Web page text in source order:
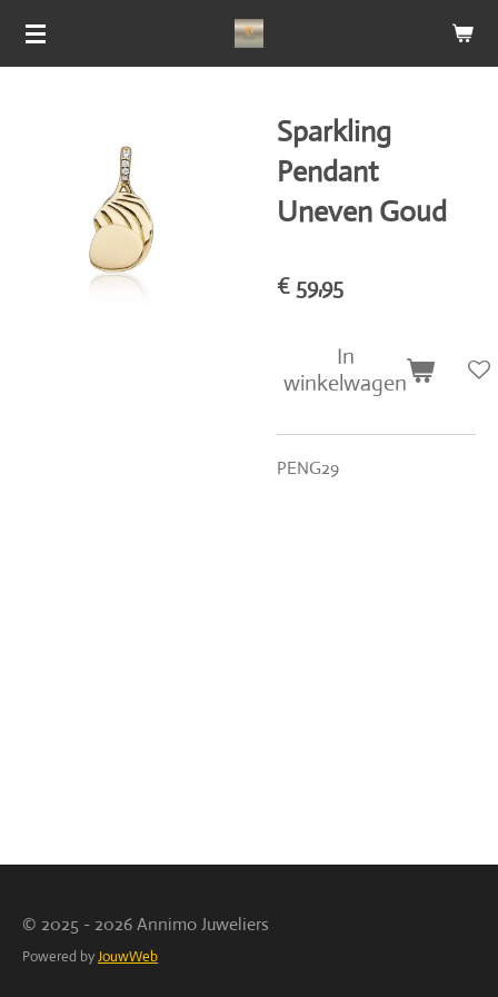
Ga
Sparkling
Pendant
Uneven Goud
€ 59,95
In
winkelwagen
PENG29
© 2025 - 2026 Annimo Juweliers
Powered byJouwWeb